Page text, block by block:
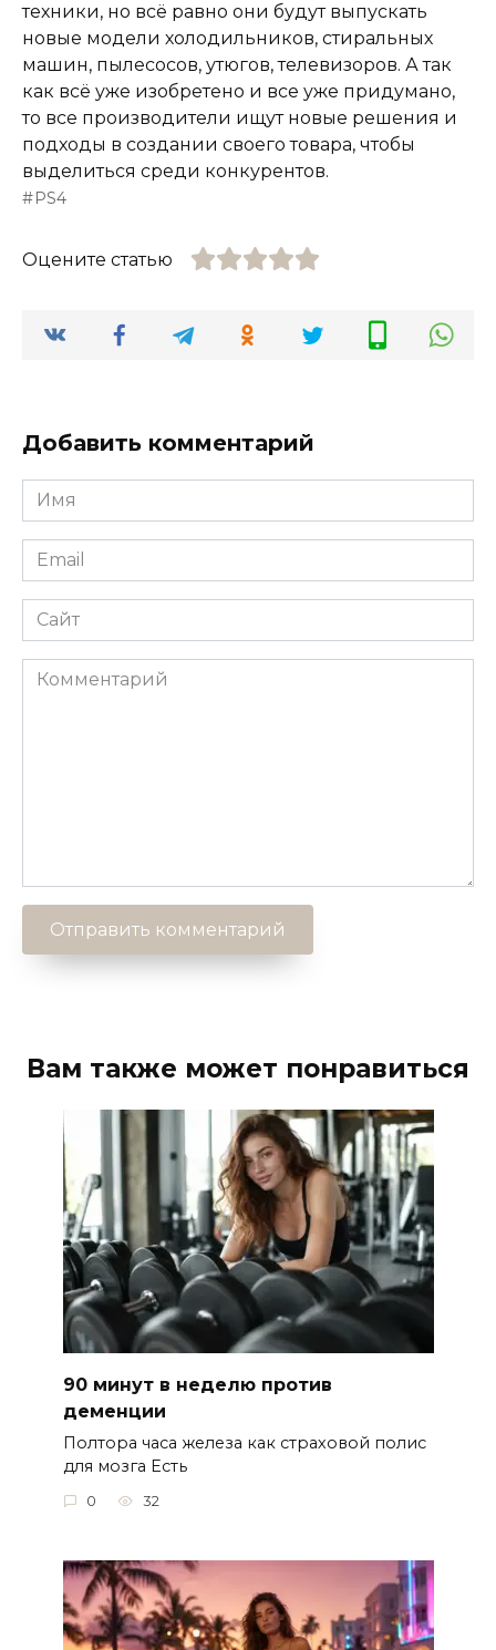
техники, но всё равно они будут выпускать
новые модели холодильников, стиральных
машин, пылесосов, утюгов, телевизоров. А так
как всё уже изобретено и все уже придумано,
то все производители ищут новые решения и
подходы в создании своего товара, чтобы
выделиться среди конкурентов.
PS4
Оцените статью
Добавить комментарий
Имя
*
Email
*
Сайт
Комментарий
Вам также может понравиться
90 минут в неделю против
деменции
Полтора часа железа как страховой полис
для мозга Есть
0 32